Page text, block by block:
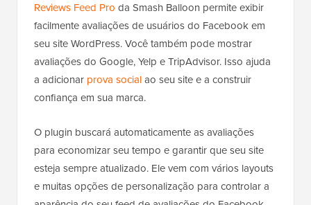
Reviews Feed Pro da Smash Balloon permite exibir
facilmente avaliações de usuários do Facebook em
seu site WordPress. Você também pode mostrar
avaliações do Google, Yelp e TripAdvisor. Isso ajuda
a adicionar prova socialao seu site e a construir
confiança em sua marca.
O plugin buscará automaticamente as avaliações
para economizar seu tempo e garantir que seu site
esteja sempre atualizado. Ele vem com vários layouts
e muitas opções de personalização para controlar a